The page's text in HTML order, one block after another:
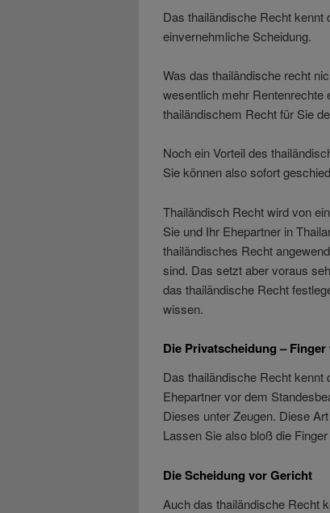
Das thailändische Recht kennt
einvernehmliche Scheidung.
Was das thailändische recht
wesentlich mehr Rentenrechte
thailändischem Recht für Sie
Noch ein Vorteil des
Sie können also sofort
Thailändisch Recht wird von
Sie und Ihr Ehepartner in
thailändisches Recht
sind. Das setzt aber voraus
das thailändische Recht
wissen.
Die Privatscheidung – Finger
Das thailändische Recht kennt
Ehepartner vor dem
Dieses unter Zeugen. Diese
Lassen Sie also bloß die
Die Scheidung vor Gericht
Auch das thailändische Recht